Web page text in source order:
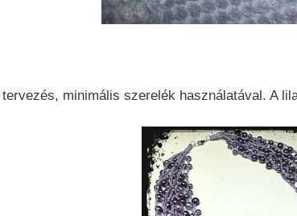
minimális szerelék használatával. A